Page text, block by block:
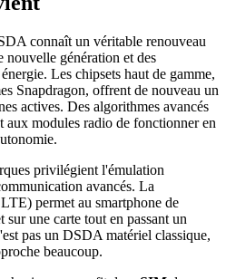
connaît un véritable renouveau
nouvelle génération et des
Les chipsets haut de gamme,
Snapdragon, offrent de nouveau un
actives. Des algorithmes avancés
aux modules radio de fonctionner en
privilégient l'émulation
avancés. La
permet au smartphone de
une carte tout en passant un
pas un DSDA matériel classique,
beaucoup.